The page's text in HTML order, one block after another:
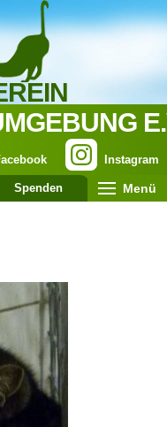
Instagram
Spenden Menü